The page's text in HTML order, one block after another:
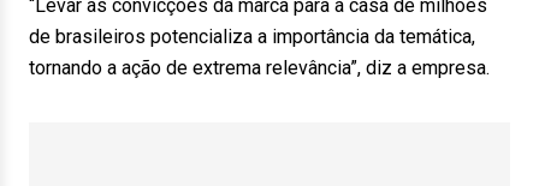
“Levar as convicções da marca para a casa de milhões
de brasileiros potencializa a importância da temática,
tornando a ação de extrema relevância”, diz a empresa.